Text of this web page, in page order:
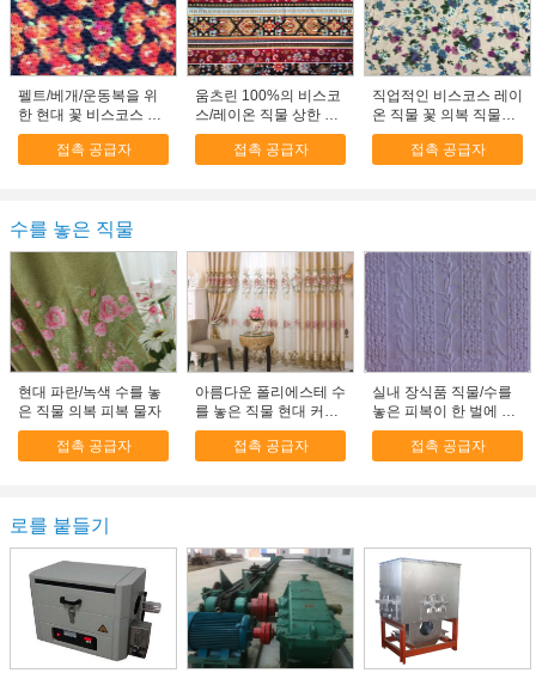
펠트/베개/운동복을 위
한 현대 꽃 비스코스 레
이온 직물
접촉 공급자
움츠린 100%의 비스코
스/레이온 직물 상한 의
복 직물 T96%/SP4%
접촉 공급자
직업적인 비스코스 레이
온 직물 꽃 의복 직물
118D+20D
접촉 공급자
수를 놓은 직물
현대 파란/녹색 수를 놓
은 직물 의복 피복 물자
접촉 공급자
아름다운 폴리에스테 수
를 놓은 직물 현대 커튼
직물
접촉 공급자
실내 장식품 직물/수를
놓은 피복이 한 벌에 의
하여/복장/베개는 수를
놓았습니다접촉 공급자
로를 붙들기